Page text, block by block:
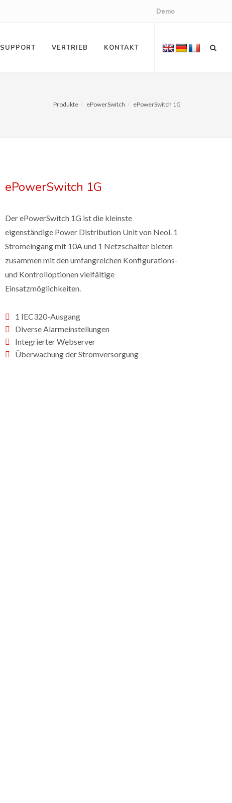
Demo
SUPPORT VERTRIEB KONTAKT
Produkte ePowerSwitch ePowerSwitch 1G
ePowerSwitch 1G
Der ePowerSwitch 1G ist die kleinste
eigenständige Power Distribution Unit von Neol. 1
Stromeingang mit 10A und 1 Netzschalter bieten
zusammen mit den umfangreichen Konfigurations-
und Kontrolloptionen vielfältige
Einsatzmöglichkeiten.
1 IEC320-Ausgang
Diverse Alarmeinstellungen
Integrierter Webserver
Überwachung der Stromversorgung